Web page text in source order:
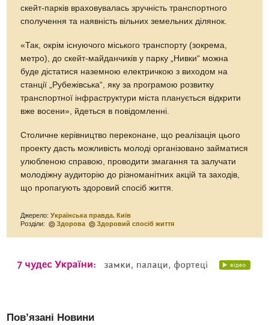
скейт-парків враховувалась зручність транспортного
сполучення та наявність вільних земельних ділянок.
«Так, окрім існуючого міського транспорту (зокрема,
метро), до скейт-майданчиків у парку „Нивки“ можна
буде дістатися наземною електричкою з виходом на
станції „Рубежівська“, яку за програмою розвитку
транспортної інфраструктури міста планується відкрити
вже восени», йдеться в повідомленні.
Столичне керівництво переконане, що реалізація цього
проекту дасть можливість молоді організовано займатися
улюбленою справою, проводити змагання та залучати
молодіжну аудиторію до різноманітних акцій та заходів,
що пропагують здоровий спосіб життя.
Джерело:Українська правда. Київ
Розділи:
Здорова Здоровий спосіб життя
Пов’язані Новини